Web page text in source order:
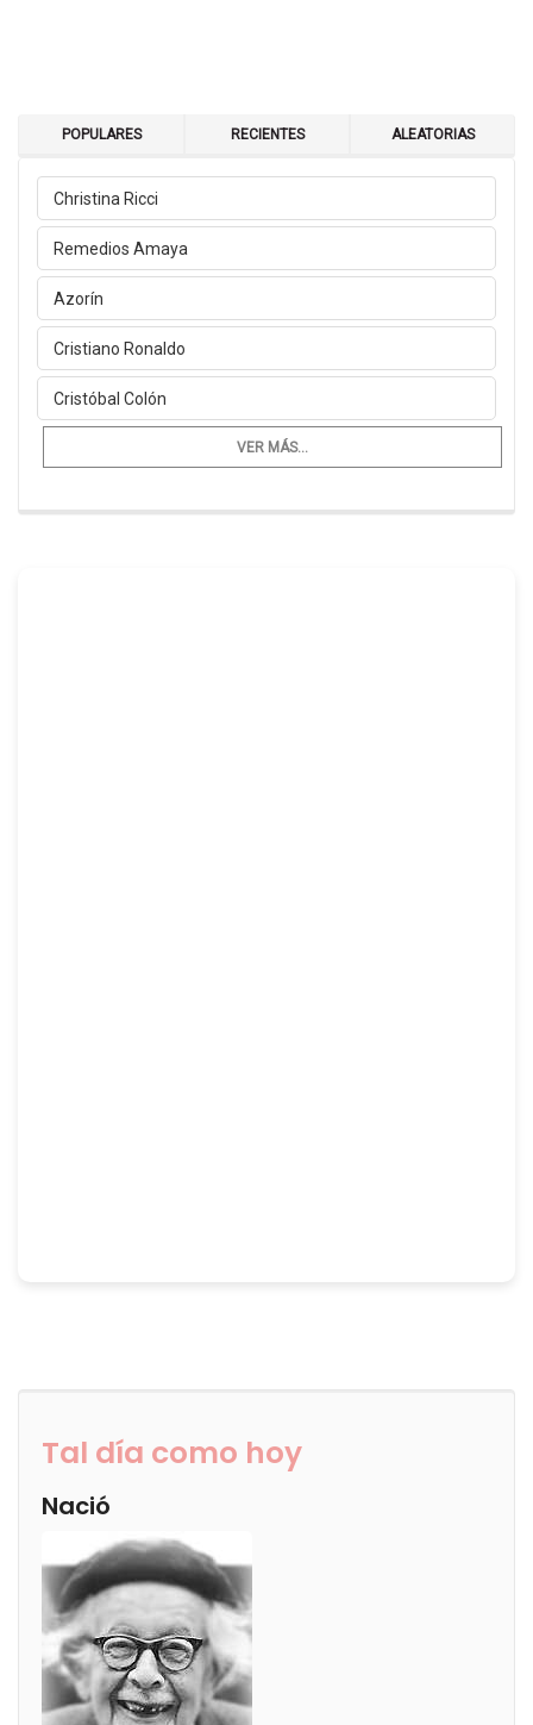
POPULARES RECIENTES ALEATORIAS
Christina Ricci
Remedios Amaya
Azorín
Cristiano Ronaldo
Cristóbal Colón
VER MÁS...
Tal día como hoy
Nació